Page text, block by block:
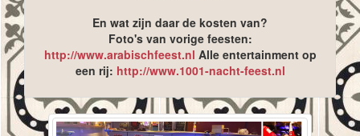
En wat zijn daar de kosten van?
Foto's van vorige feesten:
http://www.arabischfeest.nl Alle entertainment op
een rij: http://www.1001-nacht-feest.nl